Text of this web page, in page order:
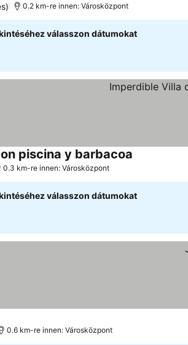
0.2 km-re innen: Városközpont
válasszon dátumokat
piscina y barbacoa
0.3 km-re innen: Városközpont
válasszon dátumokat
0.6 km-re innen: Városközpont